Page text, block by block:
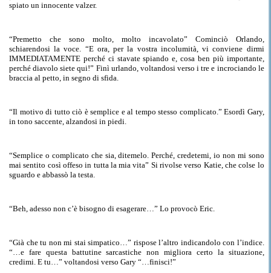
spiato un innocente valzer.
“Premetto che sono molto, molto incavolato” Cominciò Orlando,
schiarendosi la voce. “Eora, per la vostra incolumità, vi conviene dirmi
IMMEDIATAMENTE perché ci stavate spiando e, cosa ben più importante,
perché diavolo siete qui!” Finì urlando, voltandosi verso i tre e incrociando le
braccia al petto, in segno di sfida.
“Il motivo di tutto ciò è semplice e al tempo stesso complicato.” Esordì Gary,
in tono saccente, alzandosi in piedi.
“Semplice o complicato che sia, ditemelo. Perché, credetemi, io non mi sono
mai sentito così offeso in tutta la mia vita” Si rivolse verso Katie, checolse lo
sguardo e abbassò la testa.
“Beh, adesso non c’è bisogno di esagerare…” Lo provocò Eric.
“Già che tu non mi stai simpatico…” rispose l’altro indicandolo con l’indice.
“…e fare questa battutine sarcastiche non migliora certo la situazione,
credimi. E tu…” voltandosi verso Gary “…finisci!”